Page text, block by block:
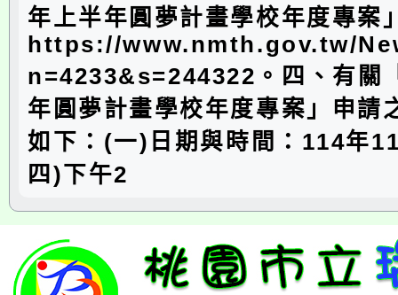
年上半年圓夢計畫學校年度專案
https://www.nmth.gov.tw/
n=4233&s=244322。四、有關
年圓夢計畫學校年度專案」申請
如下：(一)日期與時間：114年
四)下午2